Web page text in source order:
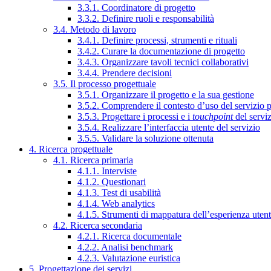
3.3.1. Coordinatore di progetto
3.3.2. Definire ruoli e responsabilità
3.4. Metodo di lavoro
3.4.1. Definire processi, strumenti e rituali
3.4.2. Curare la documentazione di progetto
3.4.3. Organizzare tavoli tecnici collaborativi
3.4.4. Prendere decisioni
3.5. Il processo progettuale
3.5.1. Organizzare il progetto e la sua gestione
3.5.2. Comprendere il contesto d’uso del servizio
3.5.3. Progettare i processi e i touchpointdel
3.5.4. Realizzare l’interfaccia utente del servizio
3.5.5. Validare la soluzione ottenuta
4. Ricerca progettuale
4.1. Ricerca primaria
4.1.1. Interviste
4.1.2. Questionari
4.1.3. Test di usabilità
4.1.4. Web analytics
4.1.5. Strumenti di mappatura dell’esperienza
4.2. Ricerca secondaria
4.2.1. Ricerca documentale
4.2.2. Analisi benchmark
4.2.3. Valutazione euristica
5. Progettazione dei servizi